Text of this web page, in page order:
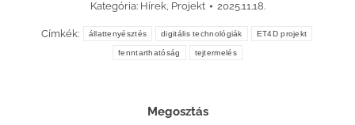
Kategória: Hírek, Projekt 2025.11.18.
Címkék: állattenyésztés digitális technológiák ET4D projekt
fenntarthatóság tejtermelés
Megosztás